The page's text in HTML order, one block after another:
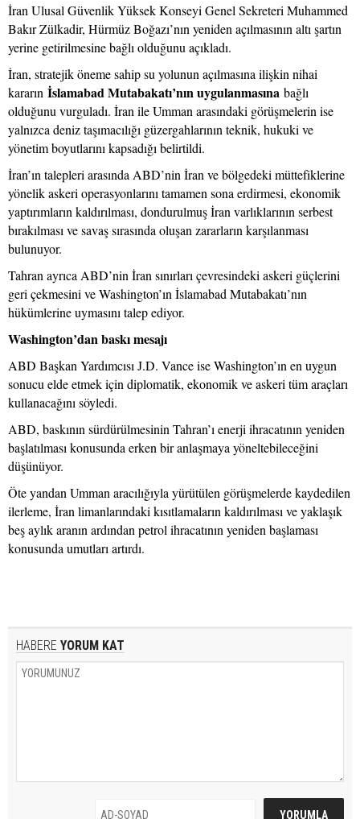
İran Ulusal Güvenlik Yüksek Konseyi Genel Sekreteri Muhammed
Bakır Zülkadir, Hürmüz Boğazı’nın yeniden açılmasının altı şartın
yerine getirilmesine bağlı olduğunu açıkladı.
İran, stratejik öneme sahip su yolunun açılmasına ilişkin nihai
kararın İslamabad Mutabakatı’nın uygulanmasına bağlı
olduğunu vurguladı. İran ile Umman arasındaki görüşmelerin ise
yalnızca deniz taşımacılığı güzergahlarının teknik, hukuki ve
yönetim boyutlarını kapsadığı belirtildi.
İran’ın talepleri arasında ABD’nin İran ve bölgedeki müttefiklerine
yönelik askeri operasyonlarını tamamen sona erdirmesi, ekonomik
yaptırımların kaldırılması, dondurulmuş İran varlıklarının serbest
bırakılması ve savaş sırasında oluşan zararların karşılanması
bulunuyor.
Tahran ayrıca ABD’nin İran sınırları çevresindeki askeri güçlerini
geri çekmesini ve Washington’ın İslamabad Mutabakatı’nın
hükümlerine uymasını talep ediyor.
Washington’dan baskı mesajı
ABD Başkan Yardımcısı J.D. Vance ise Washington’ın en uygun
sonucu elde etmek için diplomatik, ekonomik ve askeri tüm araçları
kullanacağını söyledi.
ABD, baskının sürdürülmesinin Tahran’ı enerji ihracatının yeniden
başlatılması konusunda erken bir anlaşmaya yöneltebileceğini
düşünüyor.
Öte yandan Umman aracılığıyla yürütülen görüşmelerde kaydedilen
ilerleme, İran limanlarındaki kısıtlamaların kaldırılması ve yaklaşık
beş aylık aranın ardından petrol ihracatının yeniden başlaması
konusunda umutları artırdı.
HABERE YORUM KAT